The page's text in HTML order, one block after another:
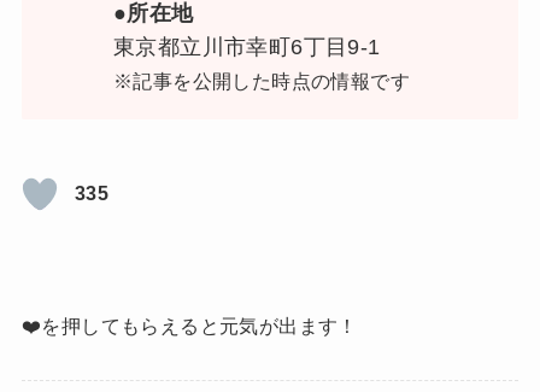
●所在地
東京都立川市幸町6丁目9-1
※記事を公開した時点の情報です
335
❤️を押してもらえると元気が出ます！